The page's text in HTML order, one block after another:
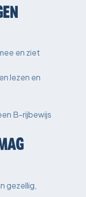
en ziet
lezen en
B-rijbewijs
gezellig,